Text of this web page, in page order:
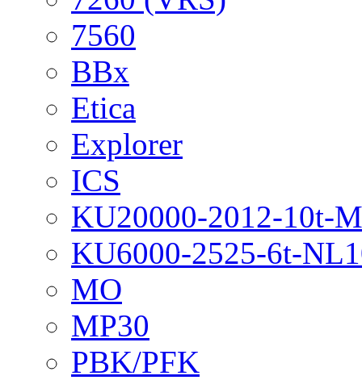
7560
BBx
Etica
Explorer
ICS
KU20000-2012-10t-
KU6000-2525-6t-
MO
MP30
PBK/PFK